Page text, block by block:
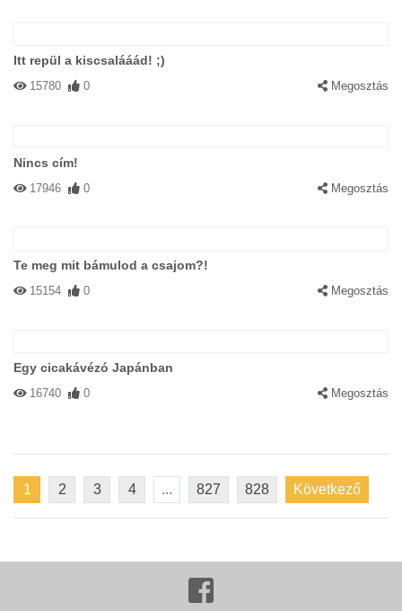
Itt repül a kiscsalááád! ;)
15780 0 Megosztás
Nincs cím!
17946 0 Megosztás
Te meg mit bámulod a csajom?!
15154 0 Megosztás
Egy cicakávézó Japánban
16740 0 Megosztás
1 2 3 4 ... 827 828 Következő